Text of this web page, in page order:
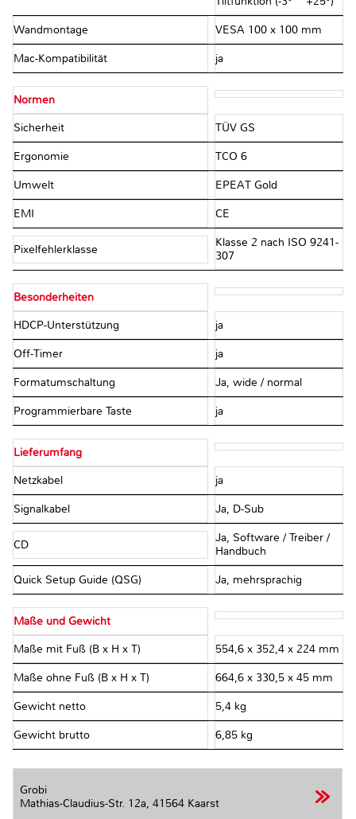
Wandmontage VESA 100 x 100 mm
Mac-Kompatibilität ja
Normen
Sicherheit TÜV GS
Ergonomie TCO 6
Umwelt EPEAT Gold
EMI CE
Pixelfehlerklasse
Klasse 2 nach ISO 9241-
307
Besonderheiten
HDCP-Unterstützung ja
Off-Timer ja
Formatumschaltung Ja, wide / normal
Programmierbare Taste ja
Lieferumfang
Netzkabel ja
Signalkabel Ja, D-Sub
CD
Ja, Software / Treiber /
Handbuch
Quick Setup Guide (QSG) Ja, mehrsprachig
Maße und Gewicht
Maße mit Fuß (B x H x T) 554,6 x 352,4 x 224 mm
Maße ohne Fuß (B x H x T) 664,6 x 330,5 x 45 mm
Gewicht netto 5,4 kg
Gewicht brutto 6,85 kg
Grobi
Mathias-Claudius-Str. 12a, 41564 Kaarst